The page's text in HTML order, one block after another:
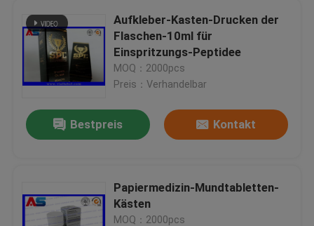
Aufkleber-Kasten-Drucken der
Flaschen-10ml für
Einspritzungs-Peptidee
MOQ：2000pcs
Preis：Verhandelbar
Bestpreis Kontakt
Papiermedizin-Mundtabletten-
Kästen
MOQ：2000pcs